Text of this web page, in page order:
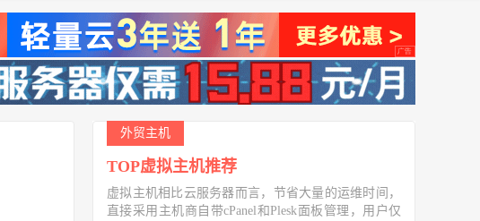
外贸主机
TOP虚拟主机推荐
虚拟主机相比云服务器而言，节省大量的运维时间，
直接采用主机商自带cPanel和Plesk面板管理，用户仅